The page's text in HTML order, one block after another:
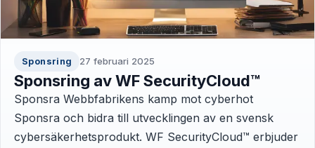
Sponsring 27 februari 2025
Sponsring av WF SecurityCloud™
Sponsra Webbfabrikens kamp mot cyberhot
Sponsra och bidra till utvecklingen av en svensk
cybersäkerhetsprodukt. WF SecurityCloud™ erbjuder